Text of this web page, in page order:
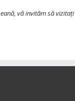
vă invităm să vizitaţi